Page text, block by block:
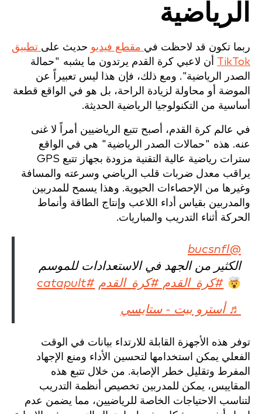
الرياضية
ربما تكون قد لاحظت في مقطع فيديو حديث على تطبيق
TikTok أن لاعبي كرة القدم يرتدون ما يشبه "حمالة
الصدر الرياضية". ومع ذلك، فإن هذا ليس تعبيراً عن
الموضة أو محاولة لزيادة الراحة، بل هو في الواقع قطعة
أساسية من التكنولوجيا الرياضية الحديثة.
في عالم كرة القدم، أصبح تتبع الرياضيين أمراً لا غنى
عنه. هذه "حمالات الصدر الرياضية" هي في الواقع
سترات رياضية عالية التقنية مزودة بجهاز تتبع GPS
يراقب معدل ضربات قلب الرياضي وسرعته والمسافة
وغيرها من الإحصاءات الحيوية. وهذا يسمح للمدربين
والمدربين بقياس أداء اللاعب وإنتاج الطاقة وأنماط
الحركة أثناء التدريب والمباريات.
@bucsnfl
الكثير من الجهد في الاستعدادات للموسم
#كرة_القدم #كرة_القدم #catapult
♬ أسترو بيت - ستايسي
توفر هذه الأجهزة القابلة للارتداء بيانات في الوقت
الفعلي يمكن استخدامها لتحسين الأداء ومنع الإجهاد
المفرط وتقليل خطر الإصابة. من خلال تتبع هذه
المقاييس، يمكن للمدربين تخصيص أنظمة التدريب
لتناسب الاحتياجات الخاصة للرياضيين، مما يضمن عدم